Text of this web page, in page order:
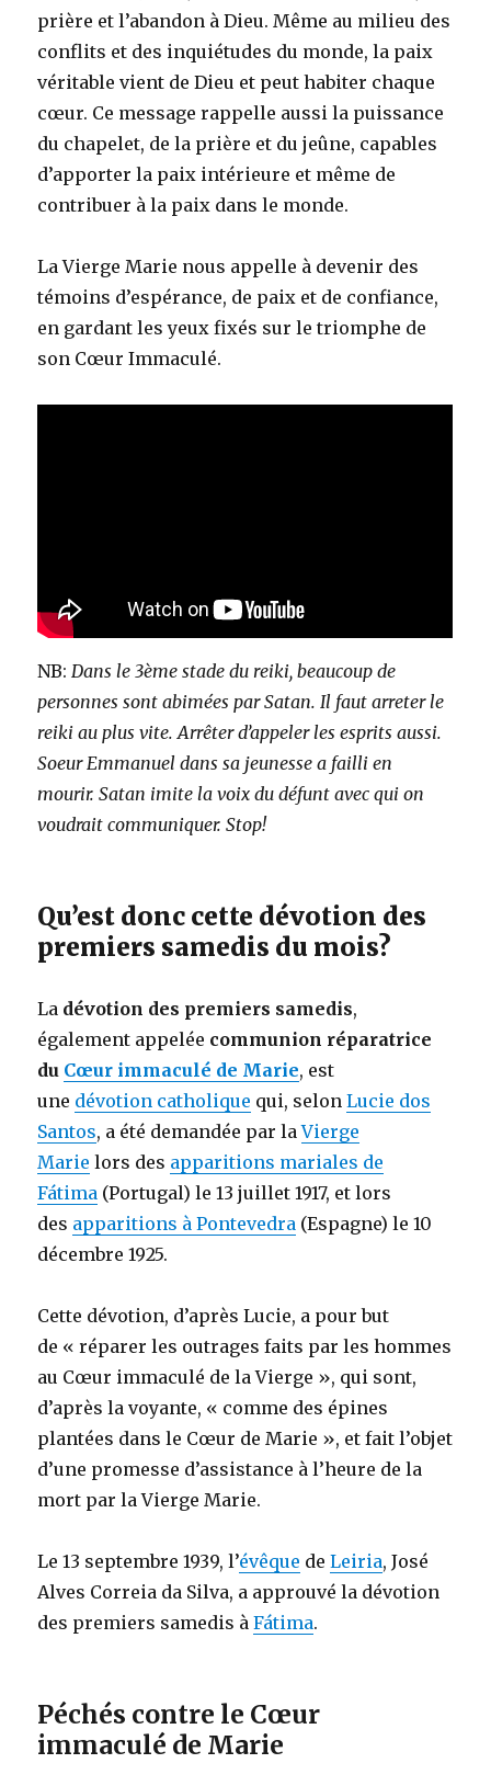
prière et l’abandon à Dieu. Même au milieu des
conflits et des inquiétudes du monde, la paix
véritable vient de Dieu et peut habiter chaque
cœur. Ce message rappelle aussi la puissance
du chapelet, de la prière et du jeûne, capables
d’apporter la paix intérieure et même de
contribuer à la paix dans le monde.
La Vierge Marie nous appelle à devenir des
témoins d’espérance, de paix et de confiance,
en gardant les yeux fixés sur le triomphe de
son Cœur Immaculé.
NB:Dans le 3ème stade du reiki, beaucoup de
personnes sont abimées par Satan. Il faut arreter le
reiki au plus vite. Arrêter d’appeler les esprits aussi.
Soeur Emmanuel dans sa jeunesse a failli en
mourir. Satan imite la voix du défunt avec qui on
voudrait communiquer. Stop!
Qu’est donc cette dévotion des
premiers samedis du mois?
La dévotion des premiers samedis,
également appelée communion réparatrice
du Cœur immaculé de Marie, est
une dévotion catholique qui, selonLucie dos
Santos, a été demandée par laVierge
Marie lors des apparitions mariales de
Fátima (Portugal) le 13 juillet 1917, et lors
des apparitions à Pontevedra (Espagne) le 10
décembre 1925.
Cette dévotion, d’après Lucie, a pour but
de « réparer les outrages faits par les hommes
au Cœur immaculé de la Vierge », qui sont,
d’après la voyante, « comme des épines
plantées dans le Cœur de Marie », et fait l’objet
d’une promesse d’assistance à l’heure de la
mort par la Vierge Marie.
Le 13 septembre 1939, l’évêque deLeiria, José
Alves Correia da Silva, a approuvé la dévotion
des premiers samedis àFátima.
Péchés contre le Cœur
immaculé de Marie